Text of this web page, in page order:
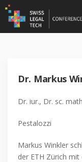
Dr. Markus
Dr. iur., Dr. sc.
Pestalozzi
Markus Winkler
der ETH Zürich